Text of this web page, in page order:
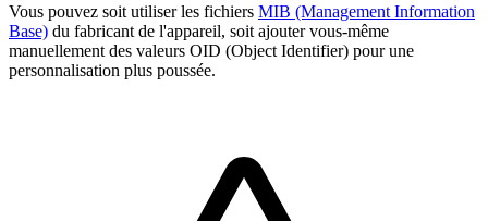
Vous pouvez soit utiliser les fichiers MIB (Management Information
Base) du fabricant de l'appareil, soit ajouter vous-même
manuellement des valeurs OID (Object Identifier) pour une
personnalisation plus poussée.